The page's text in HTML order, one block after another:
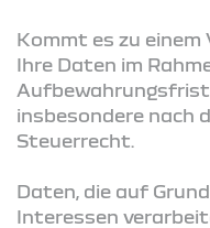
Kommt es zu
Ihre Daten im
insbesondere nach
Steuerrecht.
Daten, die auf
Interessen